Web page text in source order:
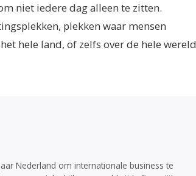
niet iedere dag alleen te zitten.
plekken waar mensen
hele land, of zelfs over de hele wereld
Nederland om internationale business te